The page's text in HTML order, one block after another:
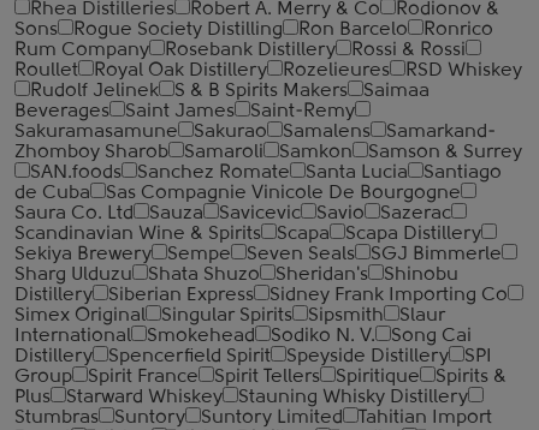
Rhea Distilleries
Robert A. Merry & Co
Rodionov &
Sons
Rogue Society Distilling Ron Barcelo
Ronrico
Rum Company
Rosebank Distillery
Rossi & Rossi
Roullet
Royal Oak Distillery Rozelieures
RSD Whiskey
Rudolf Jelinek
S & B Spirits Makers
Saimaa
Beverages
Saint James
Saint-Remy
Sakuramasamune
Sakurao Samalens
Samarkand-
Zhomboy Sharob
Samaroli Samkon
Samson & Surrey
SAN.foods
Sanchez Romate Santa Lucia
Santiago
de Cuba
Sas Compagnie Vinicole De Bourgogne
Saura Co. Ltd
Sauza Savicevic Savio
Sazerac
Scandinavian Wine & Spirits
Scapa
Scapa Distillery
Sekiya Brewery
Sempe Seven Seals
SGJ Bimmerle
Sharg Ulduzu
Shata Shuzo Sheridan's
Shinobu
Distillery
Siberian Express
Sidney Frank Importing Co
Simex Original
Singular Spirits Sipsmith
Slaur
International
Smokehead Sodiko N. V.
Song Cai
Distillery
Spencerfield Spirit Speyside Distillery
SPI
Group
Spirit France Spirit Tellers Spiritique
Spirits &
Plus
Starward Whiskey
Stauning Whisky Distillery
Stumbras
Suntory Suntory Limited
Tahitian Import